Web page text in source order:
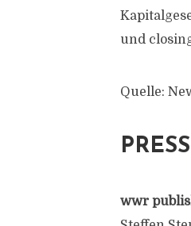
und
Quelle:
wwr